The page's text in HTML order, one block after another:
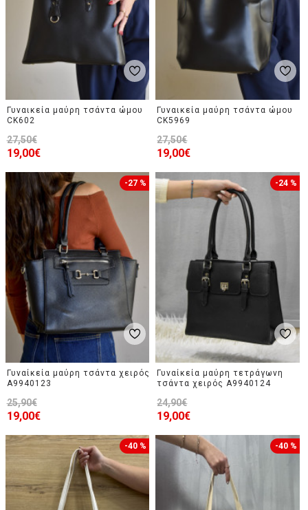
Γυναικεία μαύρη τσάντα ώμου
CK602
19,00€
27,50€
Γυναικεία μαύρη τσάντα ώμου
CK5969
19,00€
27,50€
-27 %
Γυναίκεία μαύρη τσάντα χειρός
A9940123
19,00€
25,90€
-24 %
Γυναίκεία μαύρη τετράγωνη
τσάντα χειρός A9940124
19,00€
24,90€
-40 % -40 %